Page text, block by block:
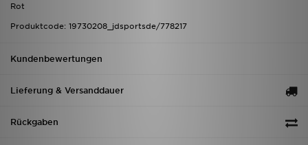
Rot
Produktcode: 19730208_jdsportsde/778217
Kundenbewertungen
Lieferung & Versanddauer
Rückgaben